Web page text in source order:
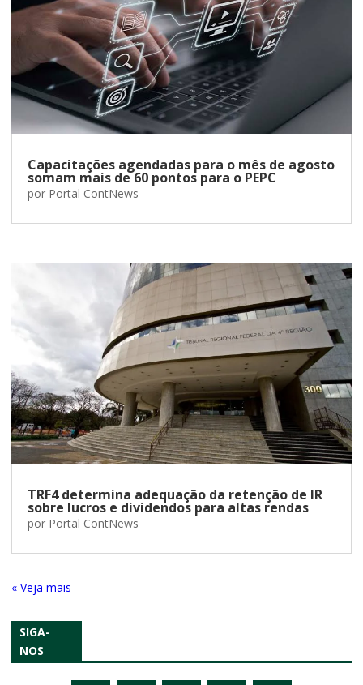
Capacitações agendadas para o mês de agosto
somam mais de 60 pontos para o PEPC
por Portal ContNews
TRF4 determina adequação da retenção de IR
sobre lucros e dividendos para altas rendas
por Portal ContNews
« Entradas Antigas
SIGA-
NOS